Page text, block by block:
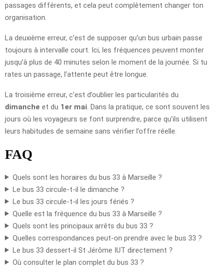
passages différents, et cela peut complètement changer ton
organisation.
La deuxième erreur, c’est de supposer qu’un bus urbain passe
toujours à intervalle court. Ici, les fréquences peuvent monter
jusqu’à plus de 40 minutes selon le moment de la journée. Si tu
rates un passage, l’attente peut être longue.
La troisième erreur, c’est d’oublier les particularités du
dimanche et du 1er mai . Dans la pratique, ce sont souvent les
jours où les voyageurs se font surprendre, parce qu’ils utilisent
leurs habitudes de semaine sans vérifier l’offre réelle.
FAQ
Quels sont les horaires du bus 33 à Marseille ?
Le bus 33 circule-t-il le dimanche ?
Le bus 33 circule-t-il les jours fériés ?
Quelle est la fréquence du bus 33 à Marseille ?
Quels sont les principaux arrêts du bus 33 ?
Quelles correspondances peut-on prendre avec le bus 33 ?
Le bus 33 dessert-il St Jérôme IUT directement ?
Où consulter le plan complet du bus 33 ?